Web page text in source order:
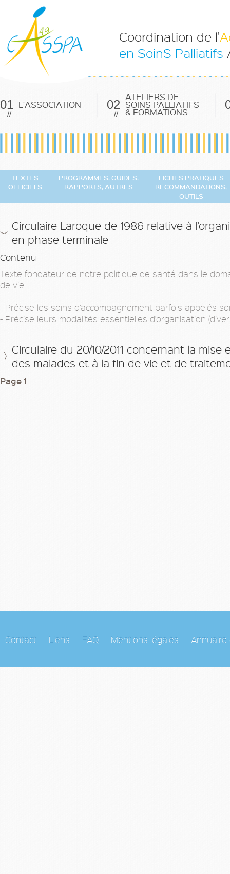
Coordination de l'
en SoinS Palliatifs
01
//
L'ASSOCIATION 02
//
ATELIERS DE
SOINS PALLIATIFS
& FORMATIONS
TEXTES
OFFICIELS
PROGRAMMES, GUIDES,
RAPPORTS, AUTRES
FICHES PRATIQUES
RECOMMANDATIONS,
OUTILS
Circulaire Laroque de 1986 relative à
en phase terminale
Contenu
Texte fondateur de notre politique de santé dans le
de vie.
- Précise les soins d’accompagnement parfois appelés
- Précise leurs modalités essentielles d’organisation
Circulaire du 20/10/2011 concernant la
des malades et à la fin de vie et de
Page1
Contact Liens FAQ Mentions légales